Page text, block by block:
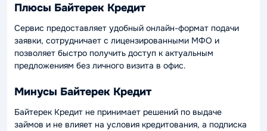
Плюсы Байтерек Кредит
Сервис предоставляет удобный онлайн-формат подачи
заявки, сотрудничает с лицензированными МФО и
позволяет быстро получить доступ к актуальным
предложениям без личного визита в офис.
Минусы Байтерек Кредит
Байтерек Кредит не принимает решений по выдаче
займов и не влияет на условия кредитования, а подписка